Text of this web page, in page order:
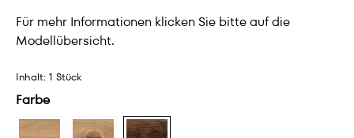
Für mehr Informationen klicken Sie bitte auf die
Modellübersicht.
Inhalt: 1 Stück
Farbe